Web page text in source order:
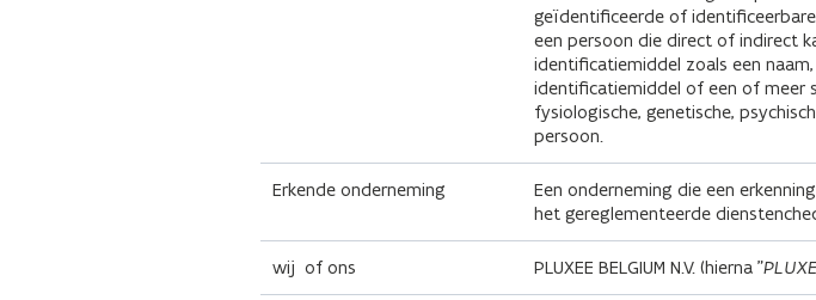
geïdentificeerde of
een persoon die direct of indirect
identificatiemiddel zoals een
identificatiemiddel of een of meer
fysiologische, genetische,
persoon.
Erkende onderneming
Een onderneming die een
het gereglementeerde
wij of ons PLUXEE BELGIUM N.V. (hierna "